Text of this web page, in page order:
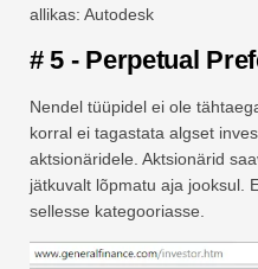
allikas: Autodesk
# 5 - Perpetual
Nendel tüüpidel ei ole
korral ei tagastata algset
aktsionäridele. Aktsionärid
jätkuvalt lõpmatu aja jooksul.
sellesse kategooriasse.